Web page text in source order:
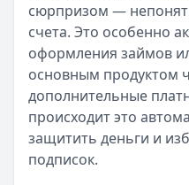
сюрпризом —
счета. Это особенно
оформления займов
основным продуктом
дополнительные
происходит это
защитить деньги и
подписок.